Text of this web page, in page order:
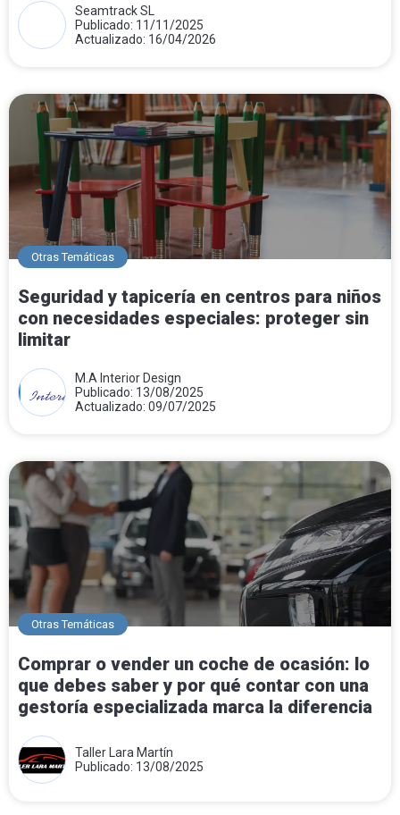
Seamtrack SL
Publicado: 11/11/2025
Actualizado: 16/04/2026
Otras Temáticas
Seguridad y tapicería en centros para niños
con necesidades especiales: proteger sin
limitar
M.A Interior Design
Publicado: 13/08/2025
Actualizado: 09/07/2025
Otras Temáticas
Comprar o vender un coche de ocasión: lo
que debes saber y por qué contar con una
gestoría especializada marca la diferencia
Taller Lara Martín
Publicado: 13/08/2025